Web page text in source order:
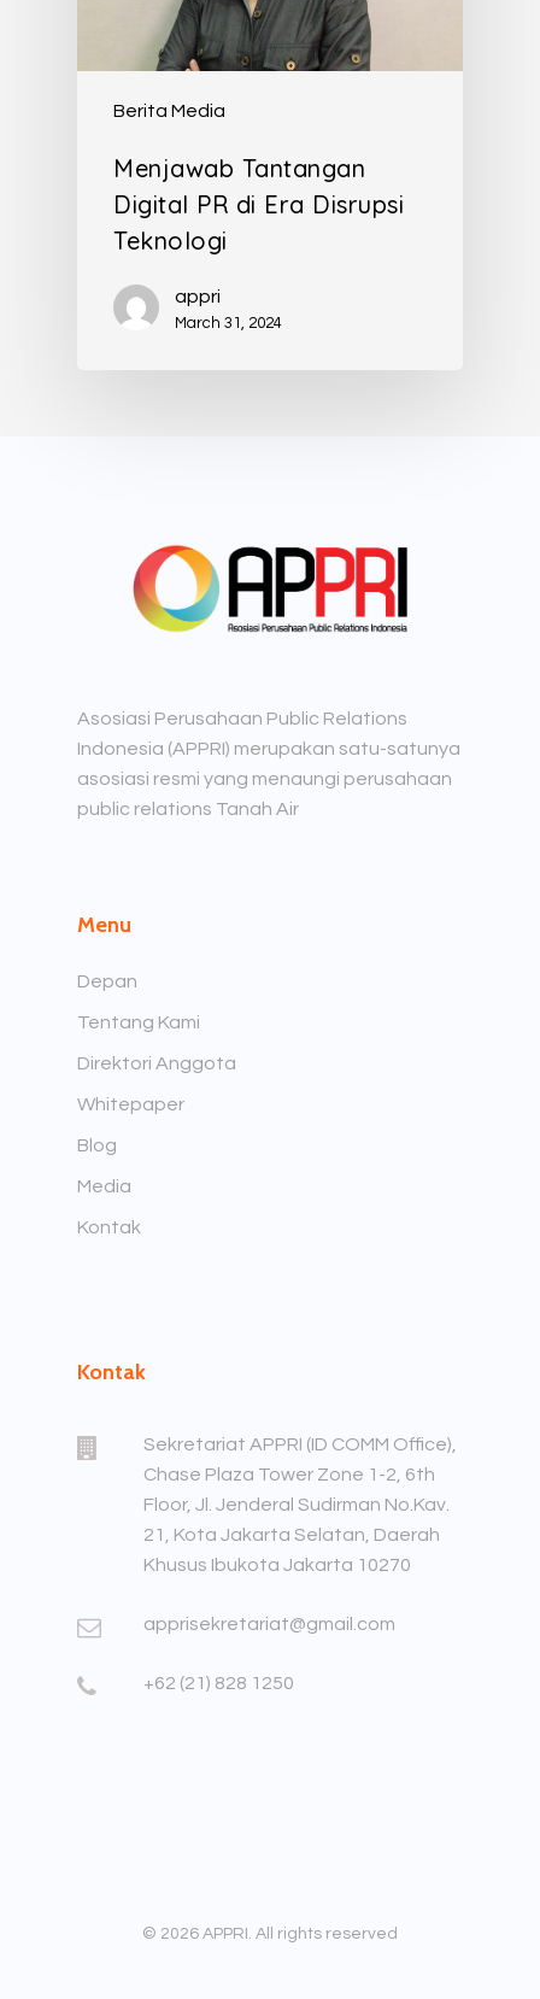
Berita Media
Menjawab Tantangan
Digital PR di Era Disrupsi
Teknologi
appri
March 31, 2024
Asosiasi Perusahaan Public Relations
Indonesia (APPRI) merupakan satu-satunya
asosiasi resmi yang menaungi perusahaan
public relations Tanah Air
Menu
Depan
Tentang Kami
Direktori Anggota
Whitepaper
Blog
Media
Kontak
Kontak
Sekretariat APPRI (ID COMM Office),
Chase Plaza Tower Zone 1-2, 6th
Floor, Jl. Jenderal Sudirman No.Kav.
21, Kota Jakarta Selatan, Daerah
Khusus Ibukota Jakarta 10270
apprisekretariat@gmail.com
+62 (21) 828 1250
© 2026 APPRI. All rights reserved